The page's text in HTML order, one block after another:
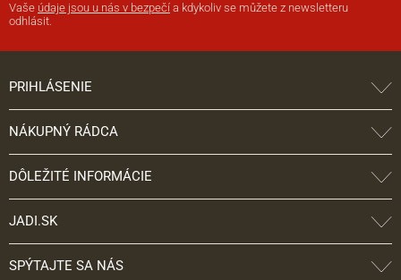
Vaše údaje jsou u nás v bezpečí a kdykoliv se můžete z newsletteru
odhlásit.
PRIHLÁSENIE
NÁKUPNÝ RÁDCA
DÔLEŽITÉ INFORMÁCIE
JADI.SK
SPÝTAJTE SA NÁS